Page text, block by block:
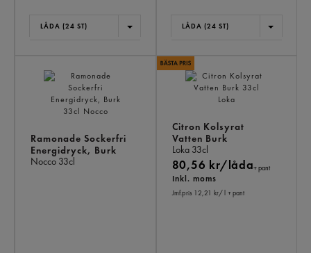
LÅDA (24 ST) LÅDA (24 ST)
Ramonade Sockerfri
Energidryck, Burk
Nocco 33cl
Citron Kolsyrat
Vatten Burk
Loka 33cl
80,56 kr/låda+ pant
Inkl. moms
Jmf.pris 12,21 kr/ l + pant